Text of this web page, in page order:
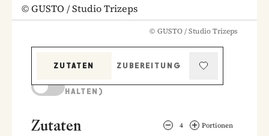
©GUSTO / Studio Trizeps
© GUSTO / Studio Trizeps
ZUTATEN
ZUBEREITUNG
HALTEN)
Zutaten 4 Portionen